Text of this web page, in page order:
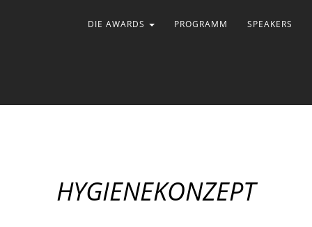
DIE AWARDS PROGRAMM SPEAKERS
HYGIENEKONZEPT